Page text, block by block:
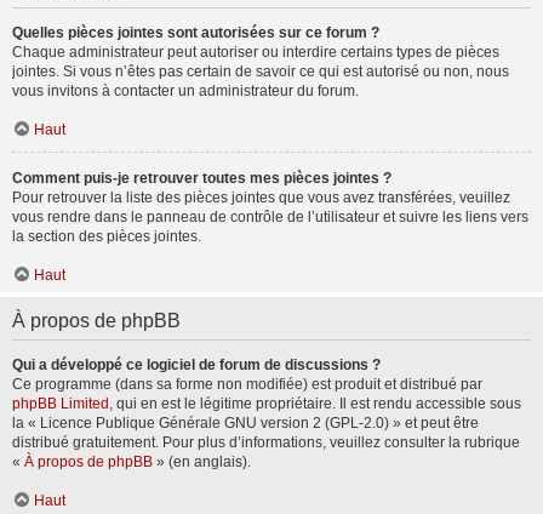
Quelles pièces jointes sont autorisées sur ce forum ?
Chaque administrateur peut autoriser ou interdire certains types de pièces
jointes. Si vous n’êtes pas certain de savoir ce qui est autorisé ou non, nous
vous invitons à contacter un administrateur du forum.
Haut
Comment puis-je retrouver toutes mes pièces jointes ?
Pour retrouver la liste des pièces jointes que vous avez transférées, veuillez
vous rendre dans le panneau de contrôle de l’utilisateur et suivre les liens vers
la section des pièces jointes.
Haut
À propos de phpBB
Qui a développé ce logiciel de forum de discussions ?
Ce programme (dans sa forme non modifiée) est produit et distribué par
phpBB Limited , qui en est le légitime propriétaire. Il est rendu accessible sous
la « Licence Publique Générale GNU version 2 (GPL-2.0) » et peut être
distribué gratuitement. Pour plus d’informations, veuillez consulter la rubrique
« À propos de phpBB » (en anglais).
Haut